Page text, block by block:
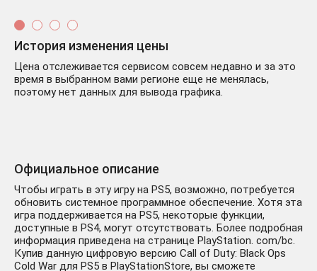
История изменения цены
Цена отслеживается сервисом совсем недавно и за это
время в выбранном вами регионе еще не менялась,
поэтому нет данных для вывода графика.
Официальное описание
Чтобы играть в эту игру на PS5, возможно, потребуется
обновить системное программное обеспечение. Хотя эта
игра поддерживается на PS5, некоторые функции,
доступные в PS4, могут отсутствовать. Более подробная
информация приведена на странице PlayStation. com/bc.
Купив данную цифровую версию Call of Duty: Black Ops
Cold War для PS5 в PlayStationStore, вы сможете